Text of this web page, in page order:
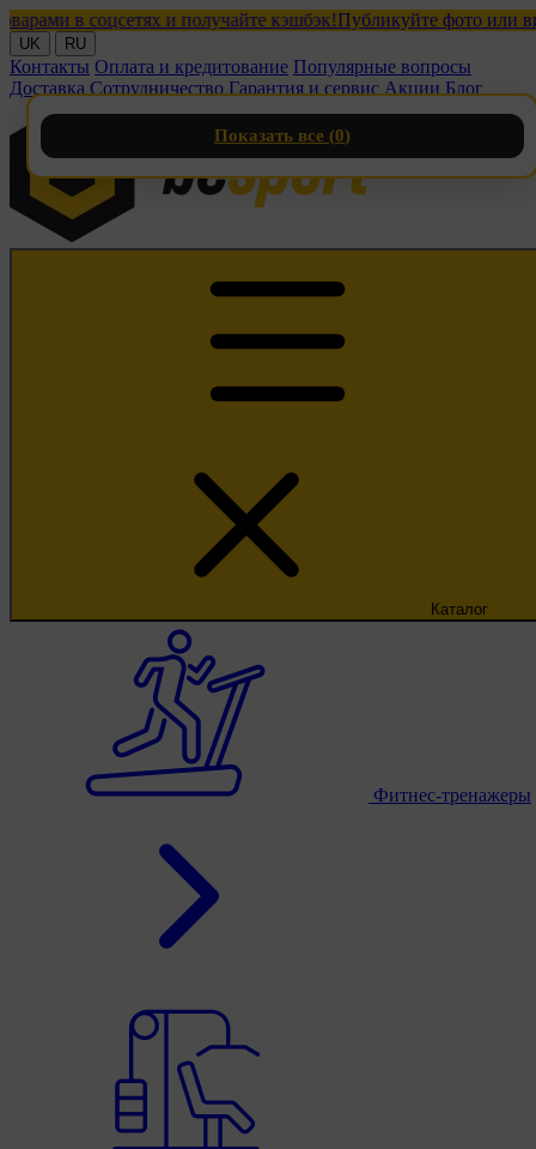
в соцсетях и получайте кэшбэк!Публикуйте фото или видео
UK RU
Контакты Оплата и кредитование Популярные вопросы
Доставка Сотрудничество Гарантия и сервис Акции Блог
Каталог
Фитнес-тренажеры
Показать все (0)